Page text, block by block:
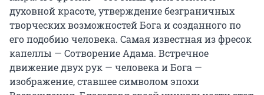
духовной красоте, утверждение безграничных
творческих возможностей Бога и созданного по
его подобию человека. Самая известная из фресок
капеллы — Сотворение Адама. Встречное
движение двух рук — человека и Бога —
изображение, ставшее символом эпохи